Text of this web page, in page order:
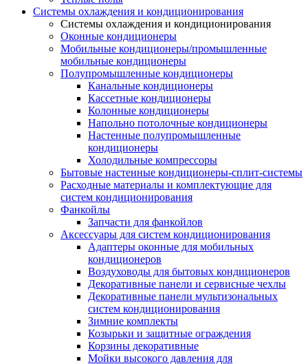
Системы охлаждения и кондиционирования
Системы охлаждения и кондиционирования
Оконные кондиционеры
Мобильные кондиционеры/промышленные
мобильные кондиционеры
Полупромышленные кондиционеры
Канальные кондиционеры
Кассетные кондиционеры
Колонные кондиционеры
Напольно потолочные кондиционеры
Настенные полупромышленные
кондиционеры
Холодильные компрессоры
Бытовые настенные кондиционеры-сплит-системы
Расходные материалы и комплектующие для
систем кондиционирования
Фанкойлы
Запчасти для фанкойлов
Аксессуары для систем кондиционирования
Адаптеры оконные для мобильных
кондиционеров
Воздуховоды для бытовых кондиционеров
Декоративные панели и сервисные чехлы
Декоративные панели мультизональных
систем кондиционирования
Зимние комплекты
Козырьки и защитные ограждения
Корзины декоративные
Мойки высокого давления для